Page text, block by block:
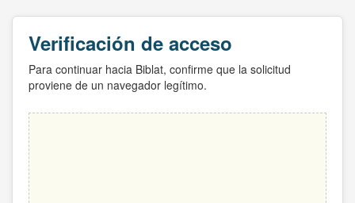
Verificación de acceso
Para continuar hacia Biblat, confirme que la solicitud
proviene de un navegador legítimo.